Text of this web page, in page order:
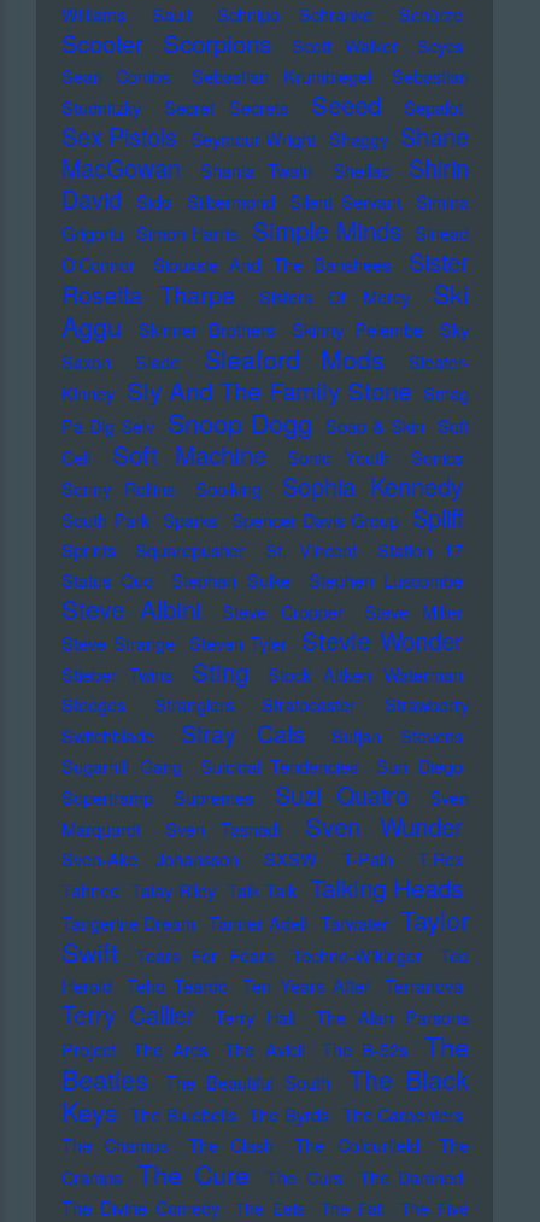
Williams
Sault Schnipo Schranke Schürze
Scooter Scorpions Scott Walker
Scycs
Sean Combs
Sebastian Krumbiegel
Sebastian
Studnitzky
Secret Secrets Seeed Sepalot
Sex Pistols Seymour Wright Shaggy Shane
MacGowan
Shania Twain Shellac
Shirin
David
Sido Silbermond Silent Servant Simina
Grigoriu Simon Harris Simple Minds Sinead
O'Connor
Siouxsie And The Banshees
Sister
Rosetta Tharpe
Sisters Of Mercy
Ski
Aggu
Skinner Brothers Skinny Pelembe
Sky
Saxon
Slade Sleaford Mods
Sleater-
Kinney Sly And The Family Stone Smag
Pa Dig Selv Snoop Dogg Soap & Skin Soft
Cell
Soft Machine Sonic Youth
Sonics
Sonny Rollins
Soolking Sophia Kennedy
South Park Sparks Spencer Davis Group Spliff
Sprints Squarepusher St. Vincent
Station 17
Status Quo
Stephan Sulke Stephen Luscombe
Steve Albini Steve Cropper
Steve Miller
Steve Strange Steven Tyler Stevie Wonder
Stieber Twins Sting
Stock Aitken Waterman
Stooges
Stranglers Stratocaster
Strawberry
Switchblade
Stray Cats
Sufjan Stevens
Sugarhill Gang
Suicidal Tendencies
Sun Diego
Supertramp
Supremes Suzi Quatro
Sven
Marquardt
Sven Tasnadi Sven Wunder
Sven-Ake Johansson SXSW T-Pain
T.Rex
Tahnee Talay Riley Talk Talk Talking Heads
Tangerine Dream Tanner Adell Tarwater Taylor
Swift
Tears For Fears Techno-Wikinger
Ted
Herold
Teho Teardo Ten Years After Terranova
Terry Callier Terry Hall
The Alan Parsons
Project
The Arcs The Avicii The B-52s
The
Beatles
The Beautiful South
The Black
Keys The Bluebells The Byrds The Carpenters
The Champs
The Clash The Colourfield
The
Cramps
The Cure The Curs
The Damned
The Divine Comedy
The Eels The Fall
The Five